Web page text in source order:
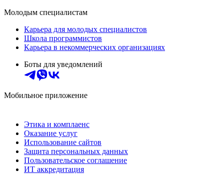
Молодым специалистам
Карьера для молодых специалистов
Школа программистов
Карьера в некоммерческих организациях
Боты для уведомлений
Мобильное приложение
Этика и комплаенс
Оказание услуг
Использование сайтов
Защита персональных данных
Пользовательское соглашение
ИТ аккредитация